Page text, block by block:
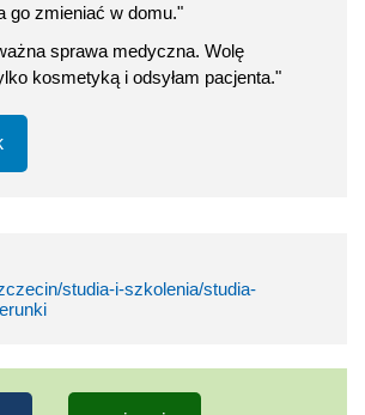
go zmieniać w domu."
sprawa medyczna. Wolę
kosmetyką i odsyłam pacjenta."
studia-i-szkolenia/studia-